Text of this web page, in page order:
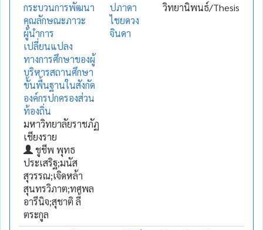
กระบวนการพัฒนา
คุณลักษณะภาวะ
ผู้นำการ
เปลี่ยนแปลง
ทางการศึกษาของผู้
บริหารสถานศึกษา
ขั้นพื้นฐานในสังกัด
องค์กรปกครองส่วน
ท้องถิ่น
มหาวิทยาลัยราชภัฏ
เชียงราย
ชูชีพ พุทธ
ประเสริฐ;มนัส
สุวรรณ;เจิดหล้า
สุนทรวิภาต;ทศพล
อารีนิจ;สุชาติ ลี้
ตระกูล
ปภาดา
ไชยดวง
จินดา
วิทยานิพนธ์/Thesis